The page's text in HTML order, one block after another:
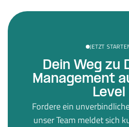
JETZT
Dein Weg zu
Management
Level
Fordere ein
unser Team meldet sich